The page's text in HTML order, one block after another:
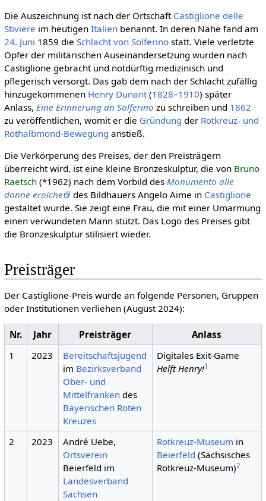
Die Auszeichnung ist nach der Ortschaft Castiglione delle
Stiviere im heutigen Italienbenannt. In deren Nähe fand am
24. Juni 1859 die Schlacht von Solferinostatt. Viele verletzte
Opfer der militärischen Auseinandersetzung wurden nach
Castiglione gebracht und notdürftig medizinisch und
pflegerisch versorgt. Das gab dem nach der Schlacht zufällig
hinzugekommenen Henry Dunant(1828–1910) später
Anlass, Eine Erinnerung an Solferino zu schreiben und 1862
zu veröffentlichen, womit er die Gründung der Rotkreuz- und
Rothalbmond-Bewegung anstieß.
Die Verkörperung des Preises, der den Preisträgern
überreicht wird, ist eine kleine Bronzeskulptur, die von Bruno
Raetsch(*1962) nach dem Vorbild des Monumento alle
donne eroiche
des Bildhauers Angelo Aime in Castiglione
gestaltet wurde. Sie zeigt eine Frau, die mit einer Umarmung
einen verwundeten Mann stützt. Das Logo des Preises gibt
die Bronzeskulptur stilisiert wieder.
Preisträger
Der Castiglione-Preis wurde an folgende Personen, Gruppen
oder Institutionen verliehen (August 2024):
Nr. Jahr Preisträger
Anlass
1
2023
Bereitschaftsjugend
im Bezirksverband
Ober- und
Mittelfranken des
Baye­ri­schen Roten
Kreuzes
Digitales Exit-Game
Helft Henry!1
2 2023
André Uebe,
Ortsverein
Beierfeld im
Landesverband
Sachsen
Rotkreuz-Museum in
Beierfeld (Sächsisches
Rotkreuz-Museum)2